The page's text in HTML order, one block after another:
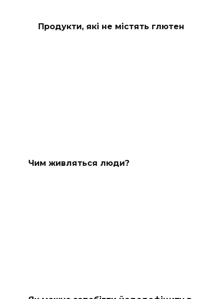
Продукти, які не містять глютен
Чим живляться люди?